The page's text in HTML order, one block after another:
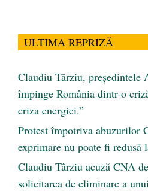
ULTIMA REPRIZĂ
Claudiu Târziu, președintele
împinge România dintr-o
criza energiei.”
Protest împotriva abuzurilor
exprimare nu poate fi redusă
Claudiu Târziu acuză CNA
solicitarea de eliminare a